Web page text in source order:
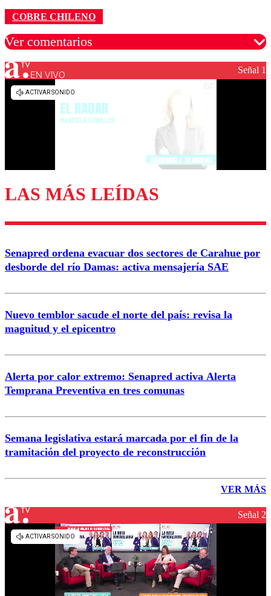
COBRE CHILENO
Ver comentarios
Los comentarios son moderados para garantizar un
Enviar comentario
EN VIVO Señal 1
LAS MÁS LEÍDAS
Senapred ordena evacuar dos sectores de Carahue por
desborde del río Damas: activa mensajería SAE
Nuevo temblor sacude el norte del país: revisa la
magnitud y el epicentro
Alerta por calor extremo: Senapred activa Alerta
Temprana Preventiva en tres comunas
Semana legislativa estará marcada por el fin de la
tramitación del proyecto de reconstrucción
VER MÁS
Señal 2